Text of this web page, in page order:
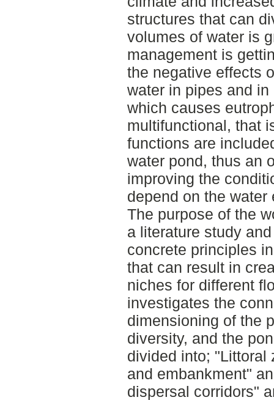
structures that can
volumes of water is
management is
the negative effects
water in pipes and
which causes
multifunctional, that
functions are
water pond, thus an
improving the
depend on the water
The purpose of the
a literature study
concrete principles
that can result in
niches for different
investigates the
dimensioning of the
diversity, and the
divided into; "Littoral
and embankment"
dispersal corridors"